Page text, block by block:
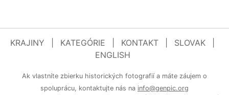
KRAJINY KATEGÓRIE KONTAKT SLOVAK
ENGLISH
Ak vlastníte zbierku historických fotografií a máte záujem o
spoluprácu, kontaktujte nás na info@genpic.org